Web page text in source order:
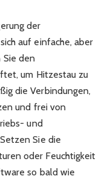
der
auf einfache, aber
Sie den
um Hitzestau zu
die Verbindungen,
und frei von
und
Sie die
oder Feuchtigkeit
so bald wie